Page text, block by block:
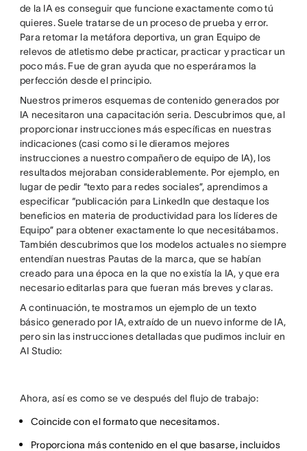
de la IA es conseguir que funcione exactamente como tú
quieres. Suele tratarse de un proceso de prueba y error.
Para retomar la metáfora deportiva, un gran Equipo de
relevos de atletismo debe practicar, practicar y practicar un
poco más. Fue de gran ayuda que no esperáramos la
perfección desde el principio.
Nuestros primeros esquemas de contenido generados por
IA necesitaron una capacitación seria. Descubrimos que, al
proporcionar instrucciones más específicas en nuestras
indicaciones (casi como si le dieramos mejores
instrucciones a nuestro compañero de equipo de IA), los
resultados mejoraban considerablemente. Por ejemplo, en
lugar de pedir “texto para redes sociales”, aprendimos a
especificar “publicación para LinkedIn que destaque los
beneficios en materia de productividad para los líderes de
Equipo” para obtener exactamente lo que necesitábamos.
También descubrimos que los modelos actuales no siempre
entendían nuestras Pautas de la marca, que se habían
creado para una época en la que no existía la IA, y que era
necesario editarlas para que fueran más breves y claras.
A continuación, te mostramos un ejemplo de un texto
básico generado por IA, extraído de un nuevo informe de IA,
pero sin las instrucciones detalladas que pudimos incluir en
AI Studio:
Ahora, así es como se ve después del flujo de trabajo:
Coincide con el formato que necesitamos.
Proporciona más contenido en el que basarse, incluidos